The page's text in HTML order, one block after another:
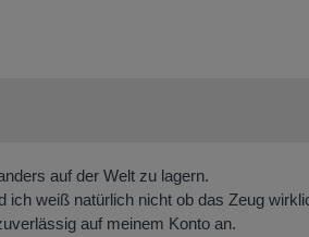
auf der Welt zu lagern.
ich weiß natürlich nicht ob das Zeug
auf meinem Konto an.